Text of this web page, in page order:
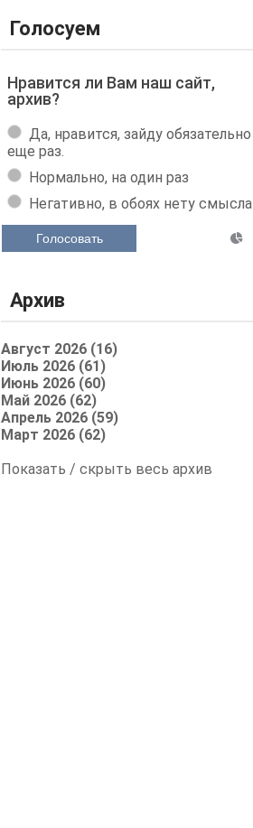
Голосуем
Нравится ли Вам наш сайт,
архив?
Да, нравится, зайду обязательно
еще раз.
Нормально, на один раз
Негативно, в обоях нету смысла
Голосовать
Архив
Август 2026 (16)
Июль 2026 (61)
Июнь 2026 (60)
Май 2026 (62)
Апрель 2026 (59)
Март 2026 (62)
Показать / скрыть весь архив